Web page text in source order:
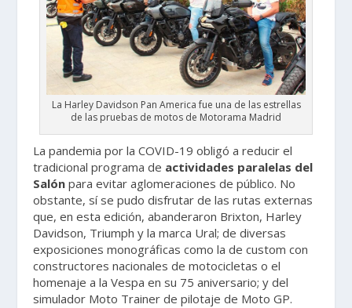
La Harley Davidson Pan America fue una de las estrellas
de las pruebas de motos de Motorama Madrid
La pandemia por la COVID-19 obligó a reducir el
tradicional programa de actividades paralelas del
Salón para evitar aglomeraciones de público. No
obstante, sí se pudo disfrutar de las rutas externas
que, en esta edición, abanderaron Brixton, Harley
Davidson, Triumph y la marca Ural; de diversas
exposiciones monográficas como la de custom con
constructores nacionales de motocicletas o el
homenaje a la Vespa en su 75 aniversario; y del
simulador Moto Trainer de pilotaje de Moto GP.